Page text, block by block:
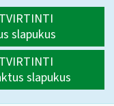
slapukus
slapukus